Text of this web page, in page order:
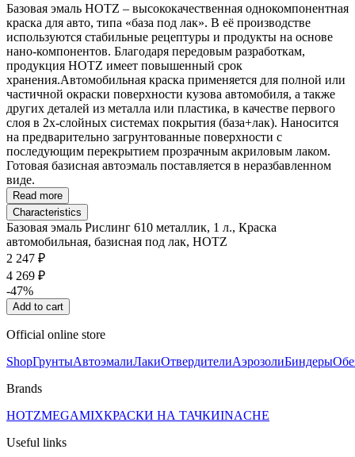
Базовая эмаль HOTZ – высококачественная однокомпонентная
краска для авто, типа «база под лак». В её производстве
используются стабильные рецептуры и продукты на основе
нано-компонентов. Благодаря передовым разработкам,
продукция HOTZ имеет повышенный срок
хранения.Автомобильная краска применяется для полной или
частичной окраски поверхности кузова автомобиля, а также
других деталей из металла или пластика, в качестве первого
слоя в 2х-слойных системах покрытия (база+лак). Наносится
на предварительно загрунтованные поверхности с
последующим перекрытием прозрачным акриловым лаком.
Готовая базисная автоэмаль поставляется в неразбавленном
виде.
Read more
Characteristics
Базовая эмаль Рислинг 610 металлик, 1 л., Краска
автомобильная, базисная под лак, HOTZ
2 247 ₽
4 269 ₽
-47%
Add to cart
Official online store
ShopГрунтыАвтоэмалиЛакиОтвердителиАэрозолиБиндеры
Brands
HOTZMEGAMIXКРАСКИ НА ТАЧКИINACHE
Useful links